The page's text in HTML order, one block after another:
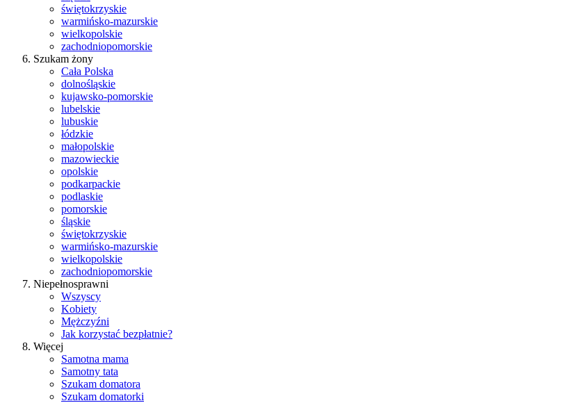
świętokrzyskie
warmińsko-mazurskie
wielkopolskie
zachodniopomorskie
Szukam żony
Cała Polska
dolnośląskie
kujawsko-pomorskie
lubelskie
lubuskie
łódzkie
małopolskie
mazowieckie
opolskie
podkarpackie
podlaskie
pomorskie
śląskie
świętokrzyskie
warmińsko-mazurskie
wielkopolskie
zachodniopomorskie
Niepełnosprawni
Wszyscy
Kobiety
Mężczyźni
Jak korzystać bezpłatnie?
Więcej
Samotna mama
Samotny tata
Szukam domatora
Szukam domatorki